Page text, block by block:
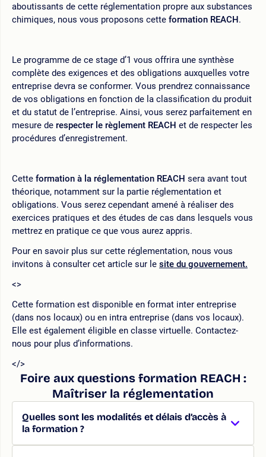
aboutissants de cette réglementation propre aux substances
chimiques, nous vous proposons cette formation REACH.
Le programme de ce stage d’1 vous offrira une synthèse
complète des exigences et des obligations auxquelles votre
entreprise devra se conformer. Vous prendrez connaissance
de vos obligations en fonction de la classification du produit
et du statut de l’entreprise. Ainsi, vous serez parfaitement en
mesure de respecter le règlement REACH et de respecter les
procédures d’enregistrement.
Cette formation à la réglementation REACH sera avant tout
théorique, notamment sur la partie réglementation et
obligations. Vous serez cependant amené à réaliser des
exercices pratiques et des études de cas dans lesquels vous
mettrez en pratique ce que vous aurez appris.
Pour en savoir plus sur cette réglementation, nous vous
invitons à consulter cet article sur le site du gouvernement.
<>
Cette formation est disponible en format inter entreprise
(dans nos locaux) ou en intra entreprise (dans vos locaux).
Elle est également éligible en classe virtuelle. Contactez-
nous pour plus d’informations.
</>
Foire aux questions formation REACH :
Maîtriser la réglementation
Quelles sont les modalités et délais d’accès à
la formation ?